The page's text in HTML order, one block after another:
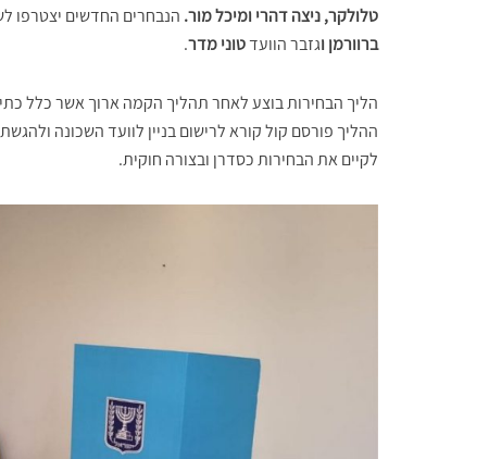
טלולקר, ניצה דהרי ומיכל מור. הנבחרים החדשים יצטרפו
ברוורמן וגזבר הוועדטוני מדר.
הליך הבחירות בוצע לאחר תהליך הקמה ארוך אשר כלל
ההליך פורסם קול קורא לרישום בניין לוועד השכונה
לקיים את הבחירות כסדרן ובצורה חוקית.